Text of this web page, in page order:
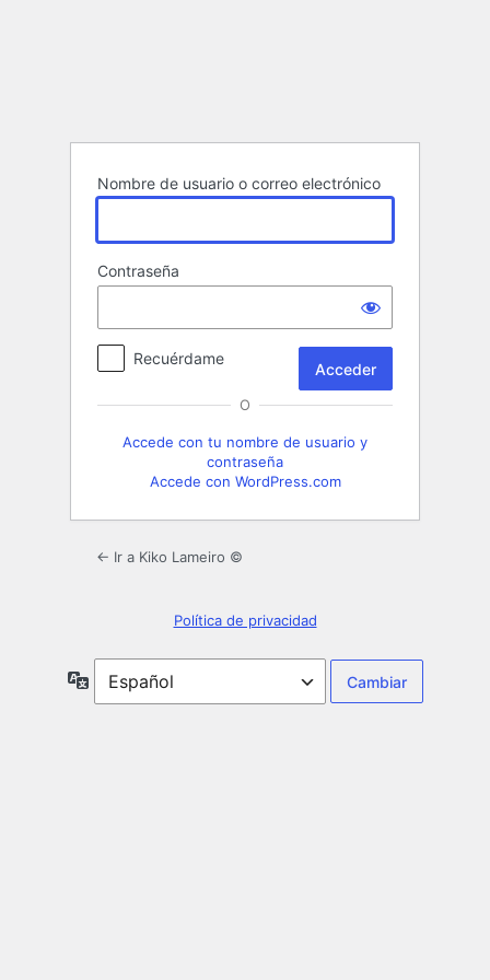
Nombre de usuario o correo electrónico
Contraseña
Recuérdame
O
Accede con tu nombre de usuario y
contraseña
Accede con WordPress.com
← Ir a Kiko Lameiro ©
Política de privacidad
Idioma